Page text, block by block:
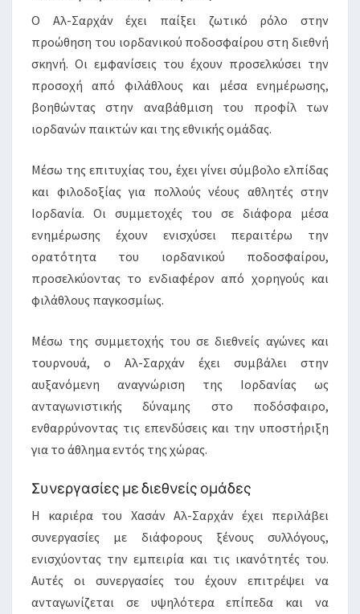
Ο Αλ-Σαρχάν έχει παίξει ζωτικό ρόλο στην
προώθηση του ιορδανικού ποδοσφαίρου στη διεθνή
σκηνή. Οι εμφανίσεις του έχουν προσελκύσει την
προσοχή από φιλάθλους και μέσα ενημέρωσης,
βοηθώντας στην αναβάθμιση του προφίλ των
ιορδανών παικτών και της εθνικής ομάδας.
Μέσω της επιτυχίας του, έχει γίνει σύμβολο ελπίδας
και φιλοδοξίας για πολλούς νέους αθλητές στην
Ιορδανία. Οι συμμετοχές του σε διάφορα μέσα
ενημέρωσης έχουν ενισχύσει περαιτέρω την
ορατότητα του ιορδανικού ποδοσφαίρου,
προσελκύοντας το ενδιαφέρον από χορηγούς και
φιλάθλους παγκοσμίως.
Μέσω της συμμετοχής του σε διεθνείς αγώνες και
τουρνουά, ο Αλ-Σαρχάν έχει συμβάλει στην
αυξανόμενη αναγνώριση της Ιορδανίας ως
ανταγωνιστικής δύναμης στο ποδόσφαιρο,
ενθαρρύνοντας τις επενδύσεις και την υποστήριξη
για το άθλημα εντός της χώρας.
Συνεργασίες με διεθνείς ομάδες
Η καριέρα του Χασάν Αλ-Σαρχάν έχει περιλάβει
συνεργασίες με διάφορους ξένους συλλόγους,
ενισχύοντας την εμπειρία και τις ικανότητές του.
Αυτές οι συνεργασίες του έχουν επιτρέψει να
ανταγωνίζεται σε υψηλότερα επίπεδα και να